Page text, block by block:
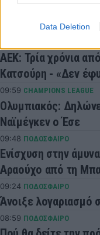
Data Deletion
ΑΕΚ: Τρία χρόνια
Κατσούρη - «Δεν
09:59 CHAMPIONS LEAGUE
Ολυμπιακός:
Ναϊμέγκεν ο Έσε
09:48 ΠΟΔΟΣΦΑΙΡΟ
Ενίσχυση στην
Αραούχο από τη
09:24 ΠΟΔΟΣΦΑΙΡΟ
Άνοιξε λογαριασμό
08:59 ΠΟΔΟΣΦΑΙΡΟ